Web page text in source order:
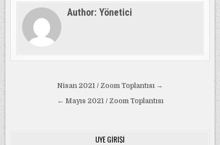
Author:Yönetici
gezinmesi
Nisan 2021 / Zoom Toplantısı →
← Mayıs 2021 / Zoom Toplantısı
ÜYE GIRIŞI